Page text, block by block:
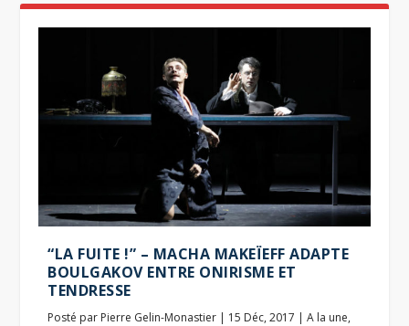
“LA FUITE !” – MACHA MAKEÏEFF ADAPTE
BOULGAKOV ENTRE ONIRISME ET
TENDRESSE
Posté par Pierre Gelin-Monastier | 15 Déc, 2017 |A la une,